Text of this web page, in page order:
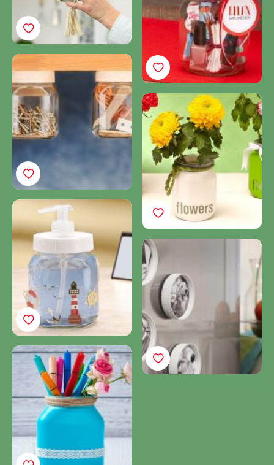
DIY szerszám tartó üveg
Hogyan készítsen
gyönyörű vázát
virágainak a Nutella®-
val?
Készítsen
szappanadagolót üres
Nutella® üvegből!
Keretezze be fotóit
Dekorációs Nutella®
üvegek